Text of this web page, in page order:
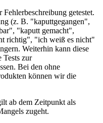
getestet.
(z. B. "kaputtgegangen",
"kaputt gemacht",
richtig", "ich weiß es nicht"
Weiterhin kann diese
Tests zur
Bei den ohne
können wir die
ab dem Zeitpunkt als
zugeht.